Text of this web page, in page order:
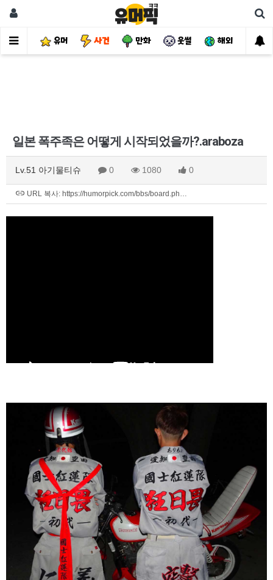
유머 사건 만화 웃썰 해외 핫
일본 폭주족은 어떻게 시작되었을까?.araboza
Lv.51 아기물티슈 0 1080 0
URL 복사: https://humorpick.com/bbs/board.ph…